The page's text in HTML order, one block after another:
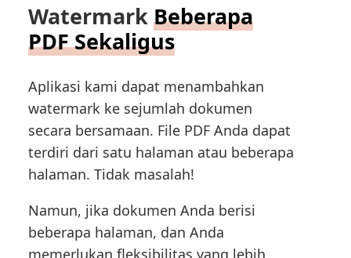
WatermarkBeberapa
PDF Sekaligus
Aplikasi kami dapat menambahkan
watermark ke sejumlah dokumen
secara bersamaan. File PDF Anda dapat
terdiri dari satu halaman atau beberapa
halaman. Tidak masalah!
Namun, jika dokumen Anda berisi
beberapa halaman, dan Anda
memerlukan fleksibilitas yang lebih